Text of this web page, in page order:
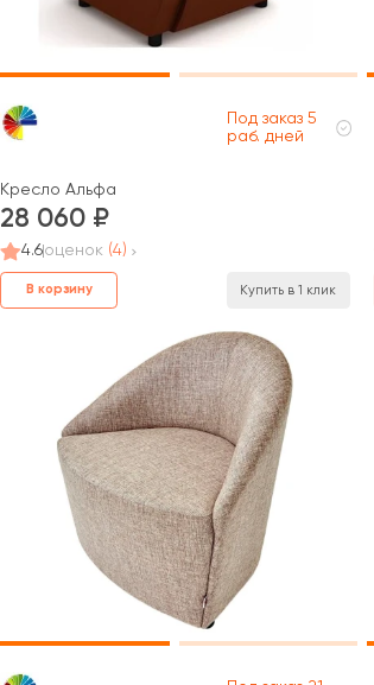
Под заказ 5
раб. дней
Кресло Альфа
28 060
4.6оценок (4)
В корзину Купить в 1 клик